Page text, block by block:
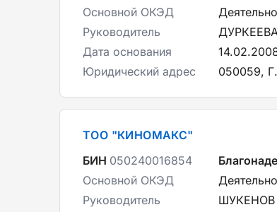
Основной ОКЭД
Руководитель
Дата основания
Юридический адрес
050059,
ТОО "КИНОМАКС"
БИН 050240016854
Основной ОКЭД
Руководитель